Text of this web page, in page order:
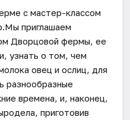
с мастер-классом
приглашаем
Дворцовой фермы, ее
узнать о том, чем
овец и ослиц, для
разнообразные
времена, и, наконец,
приготовив